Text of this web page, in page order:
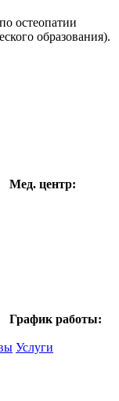
остеопатии
образования).
Мед. центр:
График работы:
Услуги